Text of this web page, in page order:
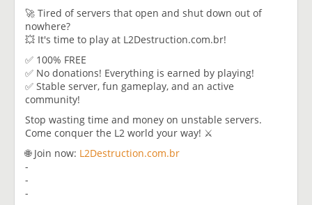
🚀 Tired of servers that open and shut down out of
nowhere?
💥 It's time to play at L2Destruction.com.br!
✅ 100% FREE
✅ No donations! Everything is earned by playing!
✅ Stable server, fun gameplay, and an active
community!
Stop wasting time and money on unstable servers.
Come conquer the L2 world your way! ⚔️
🌐 Join now: L2Destruction.com.br
-
-
-